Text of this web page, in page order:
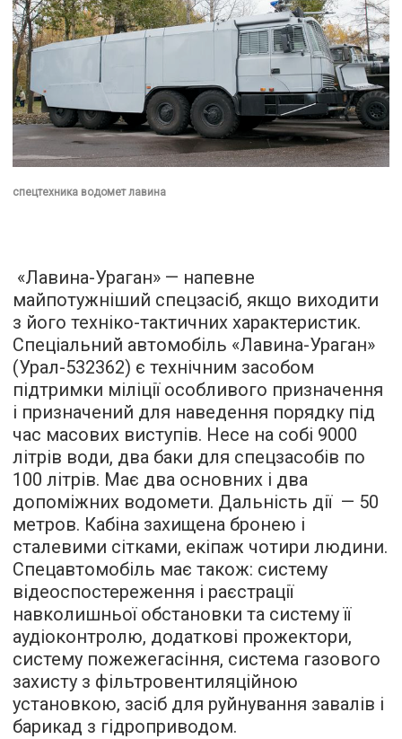
спецтехника водомет лавина
«Лавина-Ураган» — напевне
майпотужніший спецзасіб, якщо виходити
з його техніко-тактичних характеристик.
Спеціальний автомобіль «Лавина-Ураган»
(Урал-532362) є технічним засобом
підтримки міліції особливого призначення
і призначений для наведення порядку під
час масових виступів. Несе на собі 9000
літрів води, два баки для спецзасобів по
100 літрів. Має два основних і два
допоміжних водомети. Дальність дії — 50
метров. Кабіна захищена бронею і
сталевими сітками, екіпаж чотири людини.
Спецавтомобіль має також: систему
відеоспостереження і раєстрації
навколишньої обстановки та систему її
аудіоконтролю, додаткові прожектори,
систему пожежегасіння, система газового
захисту з фільтровентиляційною
установкою, засіб для руйнування завалів і
барикад з гідроприводом.